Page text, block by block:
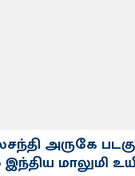
அருகே படகு
மாலுமி